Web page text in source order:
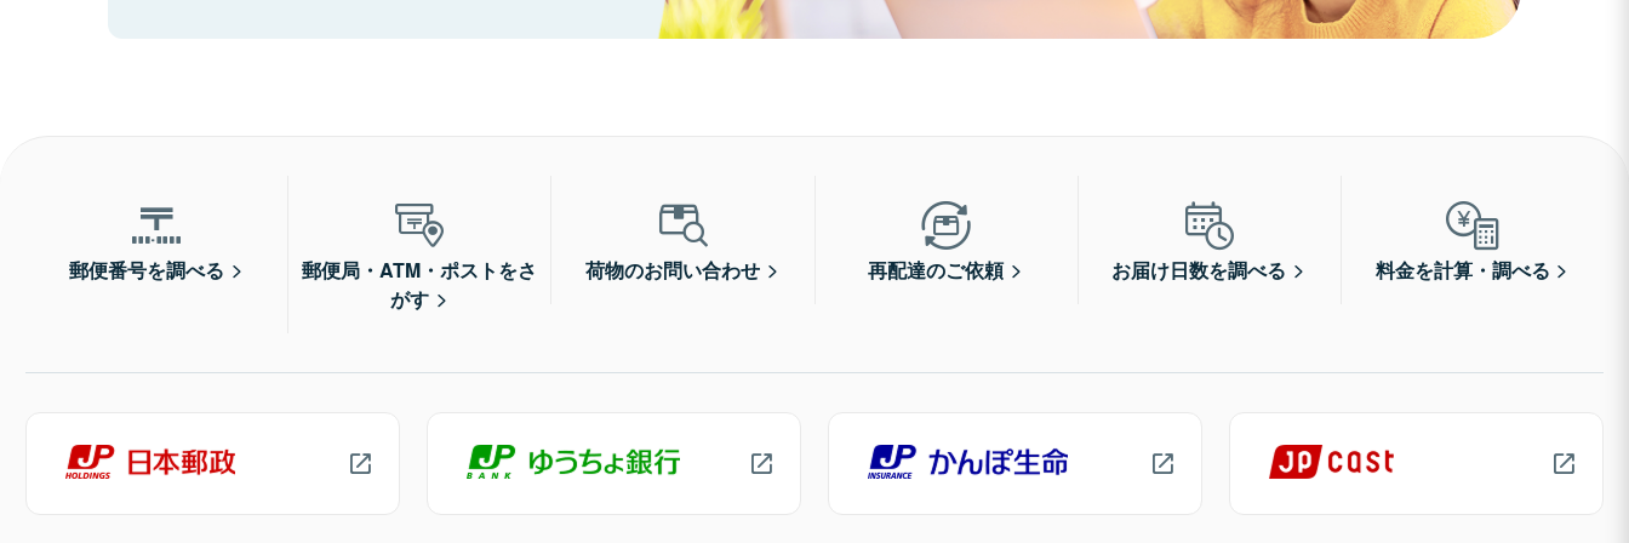
郵便番号を調べる
郵便局・ATM・ポストをさ
がす
荷物のお問い合わせ 再配達のご依頼 お届け日数を調べる 料金を計算・調べる